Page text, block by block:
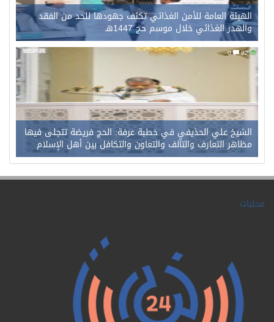
الهيئة العامة للأمن الغذائي تكثف جهودها للحد من الفقد
والهدر الغذائي خلال موسم حج 1447هـ
82
0
الشيخ علي الحذيفي في خطبة عرفة: الحج فريضة تتجلى فيها
مظاهر التعارف والتآلف والتعاون والتكافل بين أهل الإسلام
محليات